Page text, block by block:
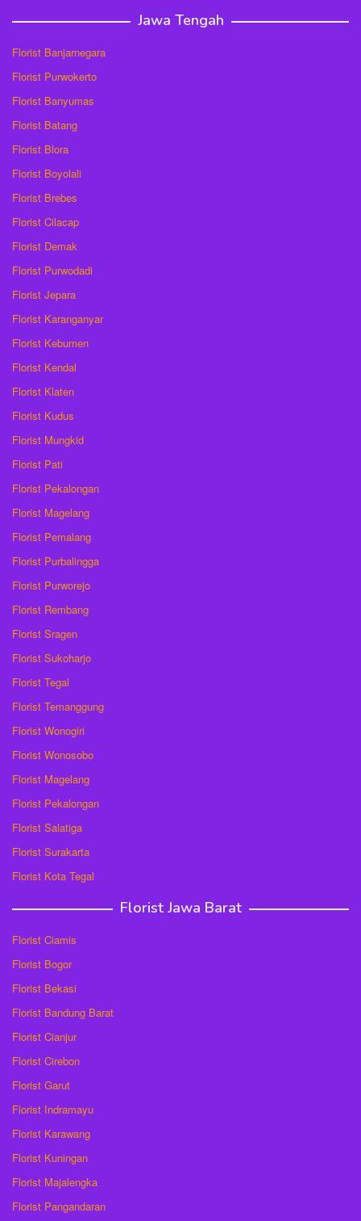
Jawa Tengah
Florist Banjarnegara
Florist Purwokerto
Florist Banyumas
Florist Batang
Florist Blora
Florist Boyolali
Florist Brebes
Florist Cilacap
Florist Demak
Florist Purwodadi
Florist Jepara
Florist Karanganyar
Florist Kebumen
Florist Kendal
Florist Klaten
Florist Kudus
Florist Mungkid
Florist Pati
Florist Pekalongan
Florist Magelang
Florist Pemalang
Florist Purbalingga
Florist Purworejo
Florist Rembang
Florist Sragen
Florist Sukoharjo
Florist Tegal
Florist Temanggung
Florist Wonogiri
Florist Wonosobo
Florist Magelang
Florist Pekalongan
Florist Salatiga
Florist Surakarta
Florist Kota Tegal
Florist Jawa Barat
Florist Ciamis
Florist Bogor
Florist Bekasi
Florist Bandung Barat
Florist Cianjur
Florist Cirebon
Florist Garut
Florist Indramayu
Florist Karawang
Florist Kuningan
Florist Majalengka
Florist Pangandaran